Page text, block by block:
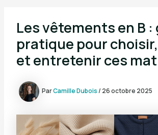
Les vêtements en B :
pratique pour
et entretenir ces
ParCamille Dubois/ 26 octobre 2025